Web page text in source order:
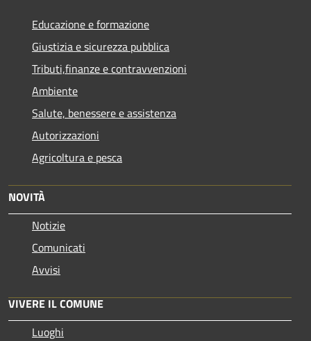
Educazione e formazione
Giustizia e sicurezza pubblica
Tributi,finanze e contravvenzioni
Ambiente
Salute, benessere e assistenza
Autorizzazioni
Agricoltura e pesca
NOVITÀ
Notizie
Comunicati
Avvisi
VIVERE IL COMUNE
Luoghi